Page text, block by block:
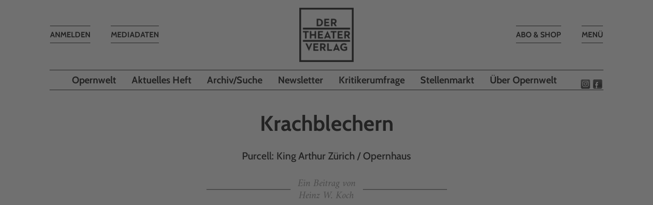
Toggle
MENÜ
ABO & SHOP
MEDIADATEN
Toggle
ANMELDEN
Opernwelt Aktuelles Heft Archiv/Suche Newsletter Kritikerumfrage Stellenmarkt Über Opernwelt
Krachblechern
Purcell: King Arthur Zürich / Opernhaus
Ein Beitrag von
Heinz W. Koch